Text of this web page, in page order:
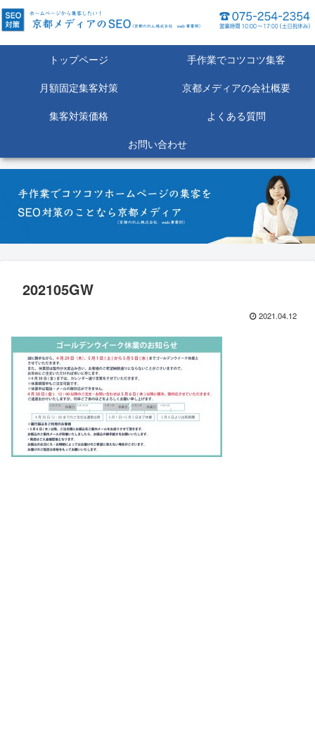
トップページ
手作業でコツコツ集客
月額固定集客対策
京都メディアの会社概要
集客対策価格
よくある質問
お問い合わせ
202105GW
2021.04.12